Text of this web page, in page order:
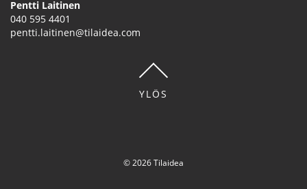
Pentti Laitinen
040 595 4401
pentti.laitinen@tilaidea.com
YLÖS
© 2026 Tilaidea